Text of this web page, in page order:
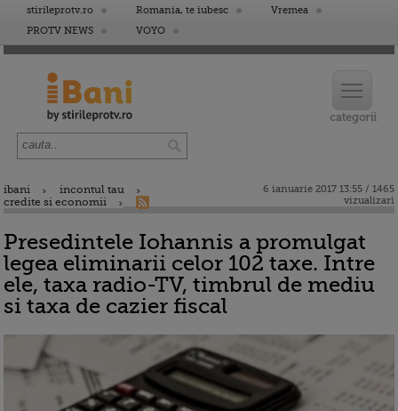
stirileprotv.ro Romania, te iubesc
Vremea
PROTV NEWS
VOYO
ibani
incontul tau
credite si economii
6 ianuarie 2017 13:55 / 1465
vizualizari
Presedintele Iohannis a promulgat
legea eliminarii celor 102 taxe. Intre
ele, taxa radio-TV, timbrul de mediu
si taxa de cazier fiscal